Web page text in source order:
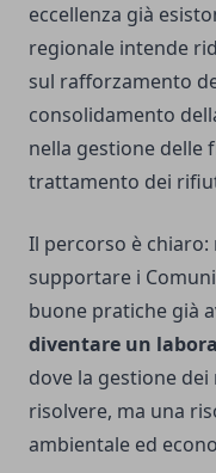
eccellenza già
regionale intende
sul rafforzamento
consolidamento
nella gestione delle
trattamento dei
Il percorso è
supportare i
buone pratiche già
diventare un
dove la gestione
risolvere, ma una
ambientale ed